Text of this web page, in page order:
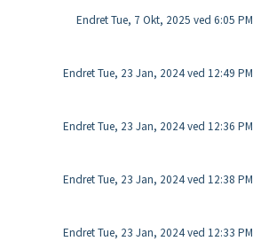
Endret Tue, 7 Okt, 2025 ved 6:05 PM
Endret Tue, 23 Jan, 2024 ved 12:49 PM
Endret Tue, 23 Jan, 2024 ved 12:36 PM
Endret Tue, 23 Jan, 2024 ved 12:38 PM
Endret Tue, 23 Jan, 2024 ved 12:33 PM